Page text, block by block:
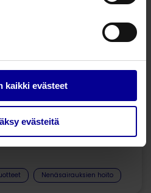
kaikki evästeet
evästeitä
Nenäsairauksien hoito
Nenäsairauksien hoito